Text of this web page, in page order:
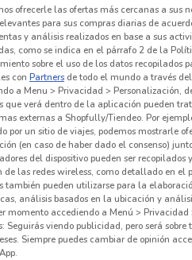
ofrecerle las ofertas más cercanas a sus
para sus compras diarias de
y análisis realizados en base a sus
como se indica en el párrafo 2 de la
sobre el uso de los datos recopilados
con Partners de todo el mundo a través
a Menu > Privacidad > Personalización,
que verá dentro de la aplicación pueden
externas a Shopfully/Tiendeo. Por
por un sitio de viajes, podemos mostrarle
(en caso de haber dado el consenso)
del dispositivo pueden ser
de las redes wireless, como detallado en
también pueden utilizarse para la
análisis basados en la ubicación y
momento accediendo a Menú > Privacidad
Seguirás viendo publicidad, pero será
Siempre puedes cambiar de opinión